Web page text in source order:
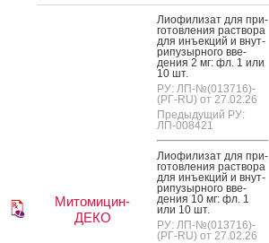
Митомицин-
ДЕКО
Ли­офи­лизат для при­
готов­ле­ния рас­тво­ра
для инъ­ек­ций и внут­
ри­пузыр­но­го вве­
дения 2 мг: фл. 1 или
10 шт.
РУ: ЛП-№(013716)-
(РГ-RU) от 27.02.26
Предыдущий РУ:
ЛП-008421
Ли­офи­лизат для при­
готов­ле­ния рас­тво­ра
для инъ­ек­ций и внут­
ри­пузыр­но­го вве­
дения 10 мг: фл. 1
или 10 шт.
РУ: ЛП-№(013716)-
(РГ-RU) от 27.02.26